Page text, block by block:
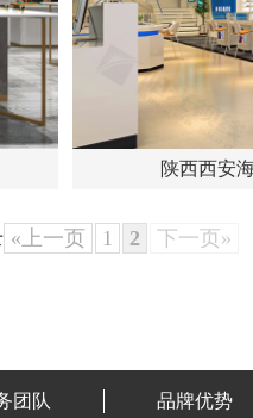
陕西西安
«上一页 1 2 下一页»
团队 品牌优势